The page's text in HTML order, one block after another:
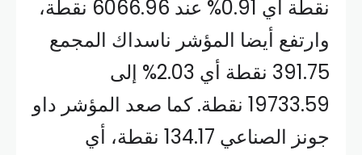
نقطة أي 0.91% عند 6066.96 نقطة،
وارتفع أيضا المؤشر ناسداك المجمع
391.75 نقطة أي 2.03% إلى
19733.59 نقطة. كما صعد المؤشر داو
جونز الصناعي 134.17 نقطة، أي